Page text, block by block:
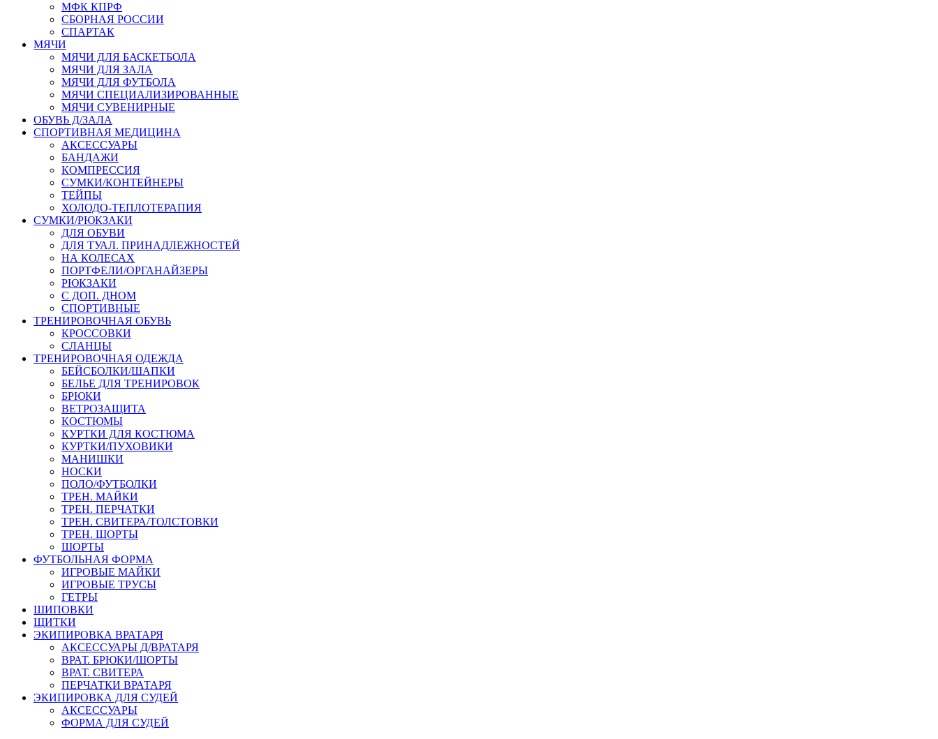
МФК КПРФ
СБОРНАЯ РОССИИ
СПАРТАК
МЯЧИ
МЯЧИ ДЛЯ БАСКЕТБОЛА
МЯЧИ ДЛЯ ЗАЛА
МЯЧИ ДЛЯ ФУТБОЛА
МЯЧИ СПЕЦИАЛИЗИРОВАННЫЕ
МЯЧИ СУВЕНИРНЫЕ
ОБУВЬ Д/ЗАЛА
СПОРТИВНАЯ МЕДИЦИНА
АКСЕССУАРЫ
БАНДАЖИ
КОМПРЕССИЯ
СУМКИ/КОНТЕЙНЕРЫ
ТЕЙПЫ
ХОЛОДО-ТЕПЛОТЕРАПИЯ
СУМКИ/РЮКЗАКИ
ДЛЯ ОБУВИ
ДЛЯ ТУАЛ. ПРИНАДЛЕЖНОСТЕЙ
НА КОЛЕСАХ
ПОРТФЕЛИ/ОРГАНАЙЗЕРЫ
РЮКЗАКИ
С ДОП. ДНОМ
СПОРТИВНЫЕ
ТРЕНИРОВОЧНАЯ ОБУВЬ
КРОССОВКИ
СЛАНЦЫ
ТРЕНИРОВОЧНАЯ ОДЕЖДА
БЕЙСБОЛКИ/ШАПКИ
БЕЛЬЕ ДЛЯ ТРЕНИРОВОК
БРЮКИ
ВЕТРОЗАЩИТА
КОСТЮМЫ
КУРТКИ ДЛЯ КОСТЮМА
КУРТКИ/ПУХОВИКИ
МАНИШКИ
НОСКИ
ПОЛО/ФУТБОЛКИ
ТРЕН. МАЙКИ
ТРЕН. ПЕРЧАТКИ
ТРЕН. СВИТЕРА/ТОЛСТОВКИ
ТРЕН. ШОРТЫ
ШОРТЫ
ФУТБОЛЬНАЯ ФОРМА
ИГРОВЫЕ МАЙКИ
ИГРОВЫЕ ТРУСЫ
ГЕТРЫ
ШИПОВКИ
ЩИТКИ
ЭКИПИРОВКА ВРАТАРЯ
АКСЕССУАРЫ Д/ВРАТАРЯ
ВРАТ. БРЮКИ/ШОРТЫ
ВРАТ. СВИТЕРА
ПЕРЧАТКИ ВРАТАРЯ
ЭКИПИРОВКА ДЛЯ СУДЕЙ
АКСЕССУАРЫ
ФОРМА ДЛЯ СУДЕЙ